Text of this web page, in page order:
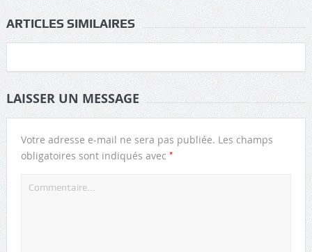
ARTICLES SIMILAIRES
LAISSER UN MESSAGE
Votre adresse e-mail ne sera pas publiée. Les champs
obligatoires sont indiqués avec *